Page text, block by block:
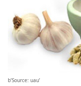
b’Source: uau’